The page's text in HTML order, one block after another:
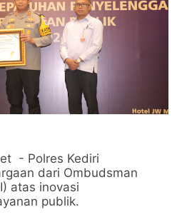
- Polres Kediri
dari Ombudsman
atas inovasi
publik.